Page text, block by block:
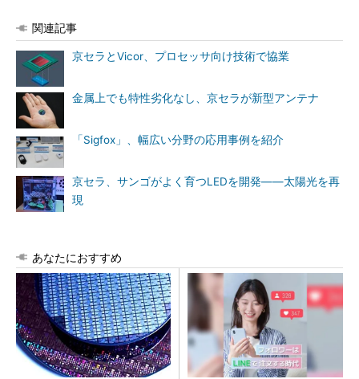
関連記事
京セラとVicor、プロセッサ向け技術で協業
金属上でも特性劣化なし、京セラが新型アンテナ
「Sigfox」、幅広い分野の応用事例を紹介
京セラ、サンゴがよく育つLEDを開発――太陽光を再
現
あなたにおすすめ